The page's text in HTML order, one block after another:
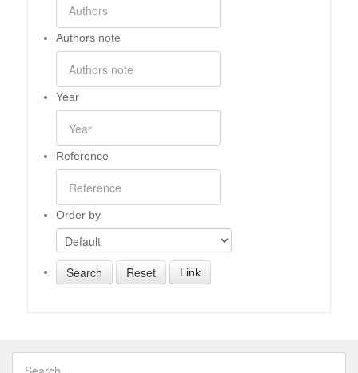
Authors note
Year
Reference
Order by
Link